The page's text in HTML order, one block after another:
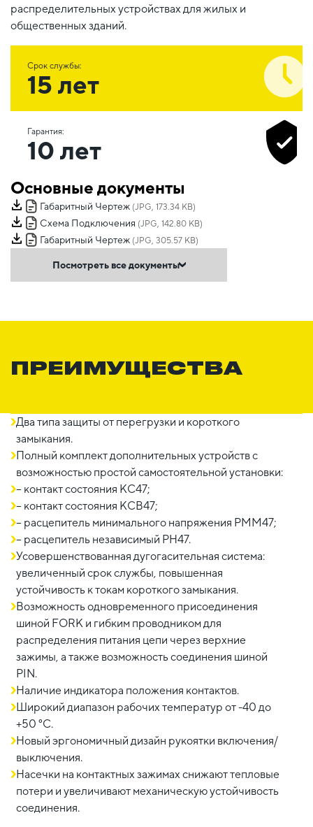
распределительных устройствах для жилых и
общественных зданий.
Срок службы:
15 лет
Гарантия:
10 лет
Основные документы
Габаритный Чертеж (JPG, 173.34 KB)
Схема Подключения (JPG, 142.80 KB)
Габаритный Чертеж (JPG, 305.57 KB)
Посмотреть все документы
ПРЕИМУЩЕСТВА
Два типа защиты от перегрузки и короткого
замыкания.
Полный комплект дополнительных устройств с
возможностью простой самостоятельной установки:
– контакт состояния КС47;
– контакт состояния КСВ47;
– расцепитель минимального напряжения РММ47;
– расцепитель независимый РН47.
Усовершенствованная дугогасительная система:
увеличенный срок службы, повышенная
устойчивость к токам короткого замыкания.
Возможность одновременного присоединения
шиной FORK и гибким проводником для
распределения питания цепи через верхние
зажимы, а также возможность соединения шиной
PIN.
Наличие индикатора положения контактов.
Широкий диапазон рабочих температур от -40 до
+50 °С.
Новый эргономичный дизайн рукоятки включения/
выключения.
Насечки на контактных зажимах снижают тепловые
потери и увеличивают механическую устойчивость
соединения.